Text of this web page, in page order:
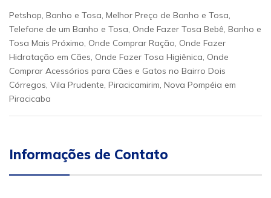
Petshop, Banho e Tosa, Melhor Preço de Banho e Tosa,
Telefone de um Banho e Tosa, Onde Fazer Tosa Bebê, Banho e
Tosa Mais Próximo, Onde Comprar Ração, Onde Fazer
Hidratação em Cães, Onde Fazer Tosa Higiênica, Onde
Comprar Acessórios para Cães e Gatos no Bairro Dois
Córregos, Vila Prudente, Piracicamirim, Nova Pompéia em
Piracicaba
Informações de Contato